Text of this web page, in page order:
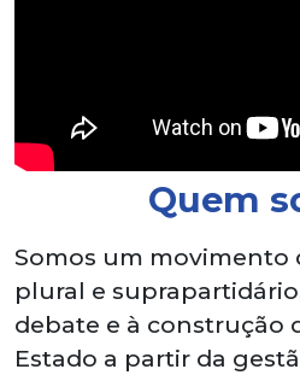
Quem
Somos um movimento
plural e
debate e à construção
Estado a partir da